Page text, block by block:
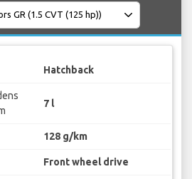
Hatchback
7 l
128 g/km
Front wheel drive